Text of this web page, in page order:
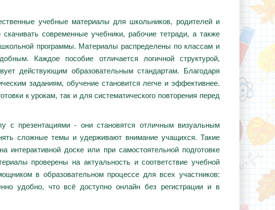
учебные материалы для школьников, родителей и
современные учебники, рабочие тетради, а также
программы. Материалы распределены по классам и
Каждое пособие отличается логичной структурой,
действующим образовательным стандартам. Благодаря
заданиям, обучение становится легче и эффективнее.
к урокам, так и для систематического повторения перед
с презентациями - они становятся отличным визуальным
сложные темы и удерживают внимание учащихся. Такие
интерактивной доске или при самостоятельной подготовке
проверены на актуальность и соответствие учебной
в образовательном процессе для всех участников:
удобно, что всё доступно онлайн без регистрации и в